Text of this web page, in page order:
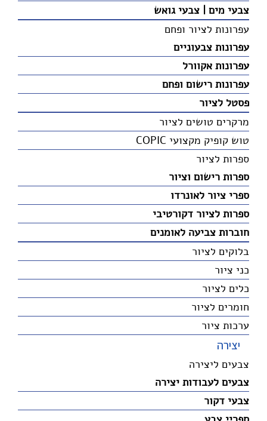
צבעי מים | צבעי גואש
עפרונות לציור ופחם
עפרונות צבעוניים
עפרונות אקוורל
עפרונות רישום ופחם
פסטל לציור
מרקרים טושים לציור
טוש קופיק מקצועי COPIC
ספרות לציור
ספרות רישום וציור
ספרי ציור לאונרדו
ספרות לציור דקורטיבי
חוברות צביעה לאומנים
בלוקים לציור
כני ציור
כלים לציור
חומרים לציור
ערכות ציור
יצירה
צבעים ליצירה
צבעים לעבודות יצירה
צבעי דקור